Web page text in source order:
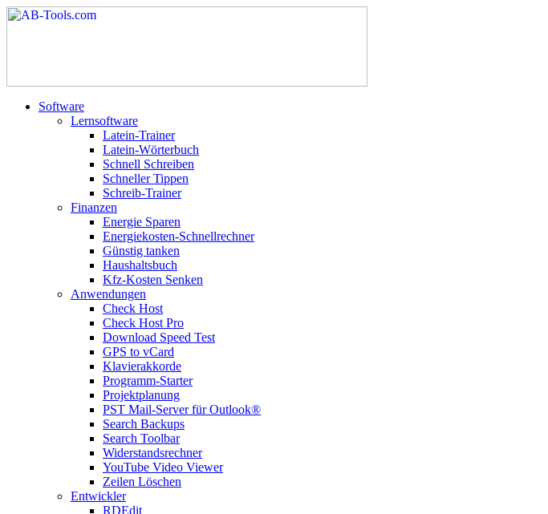
Software
Lernsoftware
Latein-Trainer
Latein-Wörterbuch
Schnell Schreiben
Schneller Tippen
Schreib-Trainer
Finanzen
Energie Sparen
Energiekosten-Schnellrechner
Günstig tanken
Haushaltsbuch
Kfz-Kosten Senken
Anwendungen
Check Host
Check Host Pro
Download Speed Test
GPS to vCard
Klavierakkorde
Programm-Starter
Projektplanung
PST Mail-Server für Outlook®
Search Backups
Search Toolbar
Widerstandsrechner
YouTube Video Viewer
Zeilen Löschen
Entwickler
RDEdit